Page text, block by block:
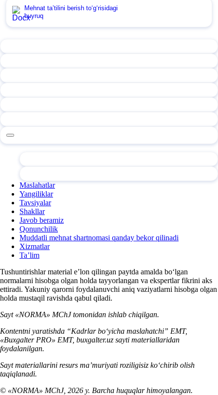
Mehnat ta’tilini berish toʻgʻrisidagi
buyruq
Maslahatlar
Yangiliklar
Tavsiyalar
Shakllar
Javob beramiz
Qonunchilik
Muddatli mehnat shartnomasi qanday bekor qilinadi
Xizmatlar
Ta’lim
Tushuntirishlar material e’lon qilingan paytda amalda boʻlgan
normalarni hisobga olgan holda tayyorlangan va ekspertlar fikrini aks
ettiradi. Yakuniy qarorni foydalanuvchi aniq vaziyatlarni hisobga olgan
holda mustaqil ravishda qabul qiladi.
Sayt «NORMA» MChJ tomonidan ishlab chiqilgan.
Kontentni yaratishda “Kadrlar boʻyicha maslahatchi” EMT,
«Buxgalter PRO» EMT, buxgalter.uz sayti materiallaridan
foydalanilgan.
Sayt materiallarini resurs ma’muriyati roziligisiz koʻchirib olish
taqiqlanadi.
© «NORMA» MChJ, 2026 y. Barcha huquqlar himoyalangan.